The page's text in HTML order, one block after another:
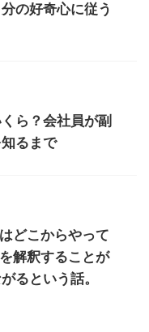
の好奇心に従う
ら？会社員が副
るまで
どこからやって
解釈することが
るという話。